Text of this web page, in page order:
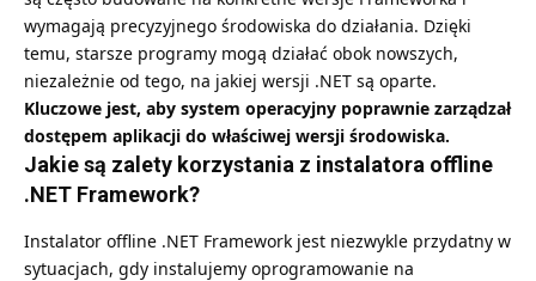
wymagają precyzyjnego środowiska do działania. Dzięki
temu, starsze programy mogą działać obok nowszych,
niezależnie od tego, na jakiej wersji .NET są oparte.
Kluczowe jest, aby system operacyjny poprawnie zarządzał
dostępem aplikacji do właściwej wersji środowiska.
Jakie są zalety korzystania z instalatora offline
.NET Framework?
Instalator offline .NET Framework jest niezwykle przydatny w
sytuacjach, gdy instalujemy oprogramowanie na